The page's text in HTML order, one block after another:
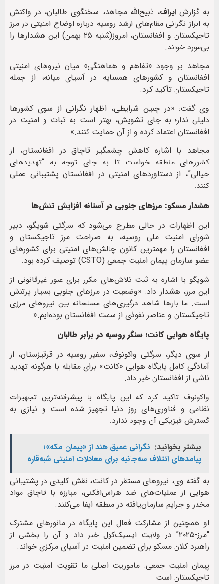
به گزارش ایراف، ذبیح‌الله مجاهد، سخنگوی طالبان، در واکنش
به ابراز نگرانی مقام‌های ارشد روسیه درباره اوضاع امنیتی در مرز
تاجیکستان و افغانستان، امروز(شنبه ۲۵ بهمن) این هشدارها را
بی‌مورد خواند.
مجاهد بر وجود «تفاهم و هماهنگی» میان نیروهای امنیتی
افغانستان و کشورهای همسایه در آسیای میانه، از جمله
تاجیکستان تأکید کرد.
وی گفت: «در چنین شرایطی، اظهار نگرانی از سوی کشورها
دلیلی ندار؛ به جای تشویش، بهتر است به ثبات و امنیت در
افغانستان اعتماد کرده و از آن حمایت کنند.»
مجاهد با اشاره کاهش چشمگیر قاچاق در افغانستان، از
کشورهای منطقه خواست تا به جای توجه به “تهدیدهای
خیالی”، از دستاوردهای امنیتی در افغانستان پشتیبانی عملی
کنند.
هشدار مسکو: مرزهای جنوبی در آستانه افزایش تنش‌ها
این اظهارات در حالی مطرح می‌شود که سرگئی شویگو، دبیر
شورای امنیت ملی روسیه، به صراحت مرز تاجیکستان و
افغانستان را مهمترین کانون چالش‌های امنیتی برای کشورهای
عضو سازمان پیمان امنیت جمعی (CSTO) توصیف کرده بود.
شویگو با اشاره به ثبت تلاش‌های مکرر برای عبور غیرقانونی از
این مرز، هشدار داد: «وضعیت در مرزهای جنوبی بسیار پرتنش
است. ما بارها شاهد درگیری‌های مسلحانه بین نیروهای مرزی
تاجیکستان و عناصر نفوذی از سمت افغانستان بوده‌ایم.«
پایگاه هوایی کانت؛ سنگر روسیه در برابر طالبان
از سوی دیگر، سرگئی واکونوف، سفیر روسیه در قرقیزستان، از
آمادگی کامل پایگاه هوایی «کانت» برای مقابله با هرگونه تهدید
ناشی از افغانستان خبر داد.
واکونوف تاکید کرد که این پایگاه با پیشرفته‌ترین تجهیزات
نظامی و فناوری‌های روز دنیا تجهیز شده است و نیازی به
گسترش فیزیکی آن وجود ندارد.
بیشتر بخوانید: نگرانی عمیق هند از «پیمان مکه»؛
پیامدهای ائتلاف سه‌جانبه برای معادلات امنیتی شبه‌قاره
به گفته وی، نیروهای مستقر در کانت، نقش کلیدی در پشتیبانی
هوایی از عملیات‌های ضد هراس‌افکنی، مبارزه با قاچاق مواد
مخدر و جرایم سازمان‌یافته در منطقه ایفا می‌کنند.
او همچنین از مشارکت فعال این پایگاه در مانورهای مشترک
“مرز-۲۰۲۵” در ولایت ایسیک‌کول خبر داد و آن را بخشی از
راهبرد کلان مسکو برای تضمین امنیت در آسیای مرکزی خواند.
پیمان امنیت جمعی: ماموریت اصلی ما تقویت امنیت در مرز
تاجیکستان است